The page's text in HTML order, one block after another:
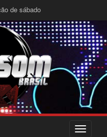
de sábado